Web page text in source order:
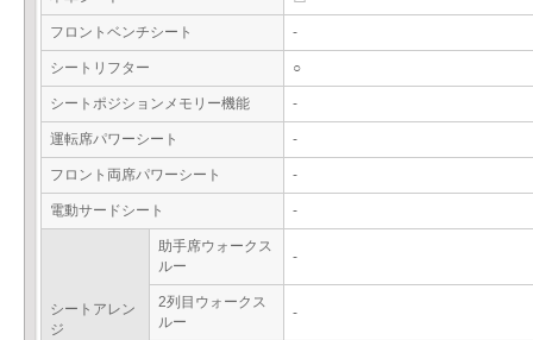
フロントベンチシート -
シートリフター ○
シートポジションメモリー機能 -
運転席パワーシート -
フロント両席パワーシート -
電動サードシート -
シートアレン
ジ
助手席ウォークス
ルー
-
2列目ウォークス
ルー
-